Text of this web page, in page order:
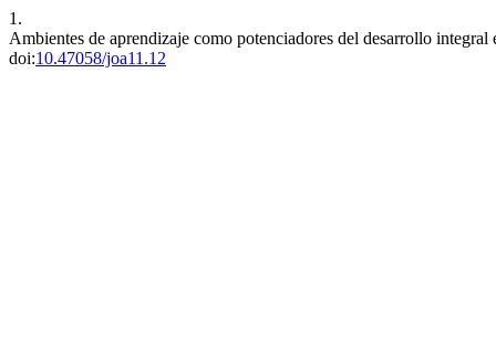
1.
Ambientes de aprendizaje como potenciadores del desarrollo
doi:10.47058/joa11.12